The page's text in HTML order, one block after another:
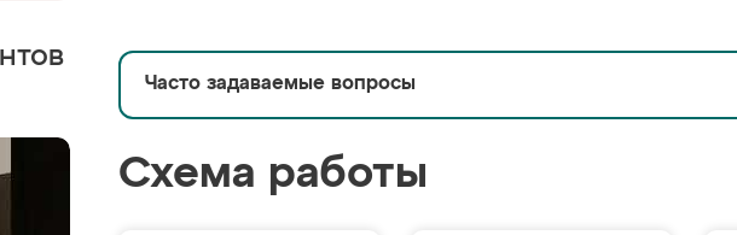
Часто задаваемые вопросы
Схема работы